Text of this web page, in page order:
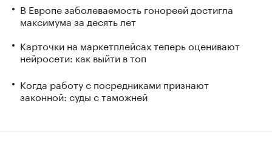
В Европе заболеваемость гонореей достигла
максимума за десять лет
Карточки на маркетплейсах теперь оценивают
нейросети: как выйти в топ
Когда работу с посредниками признают
законной: суды с таможней